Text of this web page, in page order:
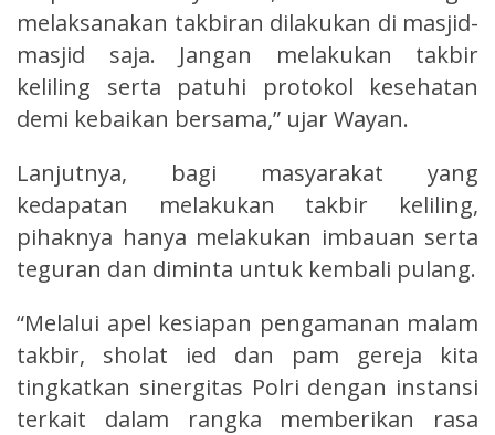
melaksanakan takbiran dilakukan di masjid-
masjid saja. Jangan melakukan takbir
keliling serta patuhi protokol kesehatan
demi kebaikan bersama,” ujar Wayan.
Lanjutnya, bagi masyarakat yang
kedapatan melakukan takbir keliling,
pihaknya hanya melakukan imbauan serta
teguran dan diminta untuk kembali pulang.
“Melalui apel kesiapan pengamanan malam
takbir, sholat ied dan pam gereja kita
tingkatkan sinergitas Polri dengan instansi
terkait dalam rangka memberikan rasa